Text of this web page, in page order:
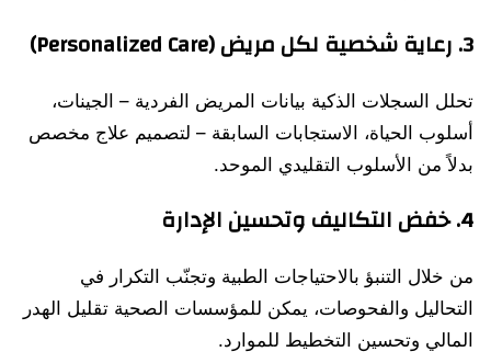
3. رعاية شخصية لكل مريض (Personalized Care)
تحلل السجلات الذكية بيانات المريض الفردية – الجينات،
أسلوب الحياة، الاستجابات السابقة – لتصميم علاج مخصص
بدلاً من الأسلوب التقليدي الموحد.
4. خفض التكاليف وتحسين الإدارة
من خلال التنبؤ بالاحتياجات الطبية وتجنّب التكرار في
التحاليل والفحوصات، يمكن للمؤسسات الصحية تقليل الهدر
المالي وتحسين التخطيط للموارد.